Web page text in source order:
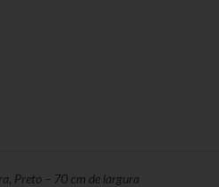
Preto – 70 cm de largura